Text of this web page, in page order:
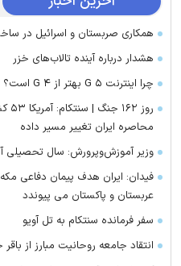
همکاری صربستان و اسرائیل در
هشدار درباره آینده تالاب‌های خزر
چرا اینترنت ۵ G بهتر از ۴ G است؟
محاصره ایران تغییر مسیر داده
وزیر آموزش‌وپرورش: سال تحصیلی
فیدان: ایران هدف پیمان دفاعی
عربستان و پاکستان می پیوندد
سفر فرمانده سنتکام به تل آویو
انتقاد جامعه روحانیت مبارز از باقر